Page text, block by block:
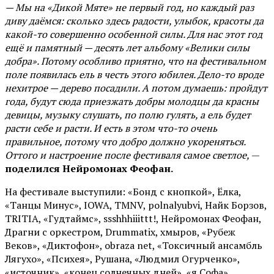
— Мы на «Дикой Мяте» не первый год, но каждый раз
диву даёмся: сколько здесь радости, улыбок, красоты да
какой-то совершенно особенной силы. Для нас этот год
ещё и памятный — десять лет альбому «Велики силы
добра». Потому особливо приятно, что на фестивальном
поле появилась ель в честь этого юбилея. Дело-то вроде
нехитрое — дерево посадили. А потом думаешь: пройдут
года, будут сюда приезжать добры молодцы да красны
девицы, музыку слушать, по полю гулять, а ель будет
расти себе и расти. И есть в этом что-то очень
правильное, потому что добро должно укореняться.
Оттого и настроение после фестиваля самое светлое, —
поделился Нейромонах Феофан.
На фестивале выступили: «Бонд с кнопкой», Ёлка,
«Танцы Минус», IOWA, TMNV, polnalyubvi, Найк Борзов,
TRITIA, «Гудтаймс», ssshhhiiittt!, Нейромонах Феофан,
Драгни с оркестром, Drummatix, хмыров, «Рубеж
Веков», «Диктофон», obraza net, «Токсичный ансамбль
Лягухо», «Психея», Рушана, «Людмил Огурченко»,